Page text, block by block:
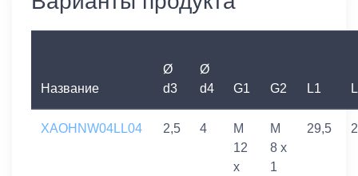
Название
Ø
d3
Ø
d4
G1 G2 L1
XAOHNW04LL04 2,5 4
M
12
x
M
8 x
1
29,5